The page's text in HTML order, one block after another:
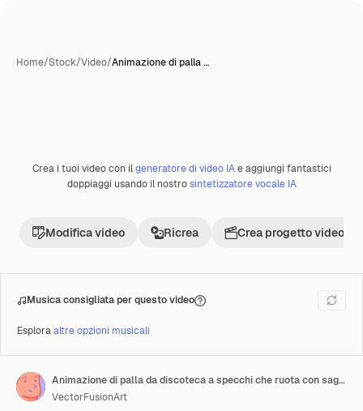
Home/Stock/Video/Animazione di palla …
PremiumCreata con IA
Crea i tuoi video con ilgeneratore di video IAe aggiungi fantastici
doppiaggi usando il nostrosintetizzatore vocale IA
Modifica video Ricrea Crea progetto video
Musica consigliata per questo video
Esploraaltre opzioni musicali
Animazione di palla da discoteca a specchi che ruota con sagome di persone che ballano
VectorFusionArt